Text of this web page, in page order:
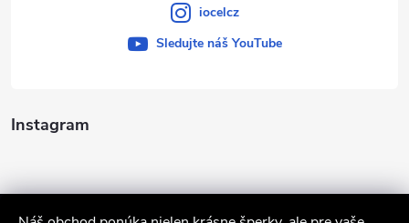
Instagram
iocelcz
Sledujte náš YouTube